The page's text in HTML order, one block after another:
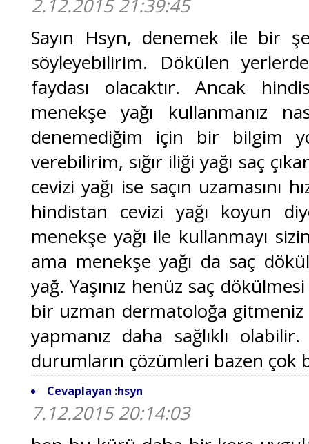
2.12.2015 21:39:45
Sayın Hsyn, denemek ile bir
söyleyebilirim. Dökülen
faydası olacaktır. Ancak
menekşe yağı kullanmanız
denemediğim için bir bilgim
verebilirim, sığır iliği yağı saç
cevizi yağı ise saçın uzamasını
hindistan cevizi yağı koyun
menekşe yağı ile kullanmayı
ama menekşe yağı da saç
yağ. Yaşınız henüz saç
bir uzman dermatoloğa gitmeniz
yapmanız daha sağlıklı
durumların çözümleri bazen çok
Cevaplayan :hsyn
7.12.2015 20:14:03